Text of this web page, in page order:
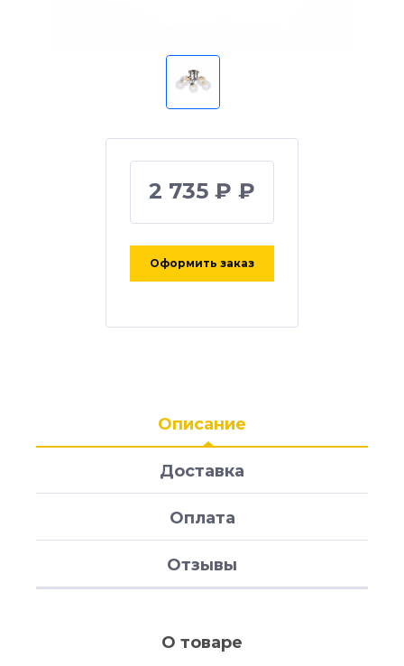
2 735 ₽ ₽
Оформить заказ
Описание
Доставка
Оплата
Отзывы
О товаре